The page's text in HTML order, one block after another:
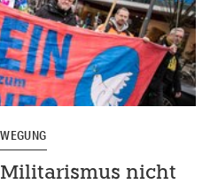
nicht